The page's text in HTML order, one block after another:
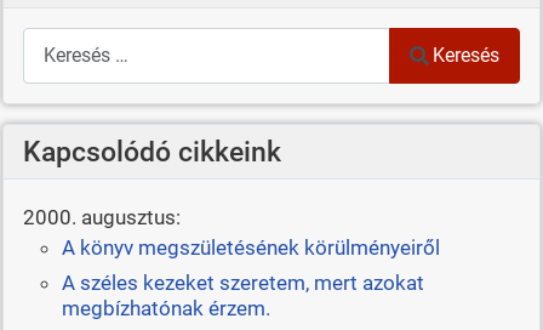
Keresés
Keresés
Kapcsolódó cikkeink
2000. augusztus:
A könyv megszületésének körülményeiről
A széles kezeket szeretem, mert azokat
megbízhatónak érzem.